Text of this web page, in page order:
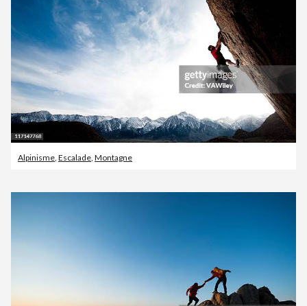
Alpinisme, Escalade, Montagne